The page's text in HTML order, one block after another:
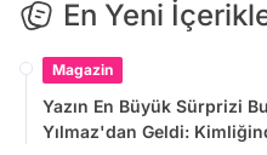
En Yeni
Magazin
Yazın En Büyük Sürprizi
Yılmaz'dan Geldi: